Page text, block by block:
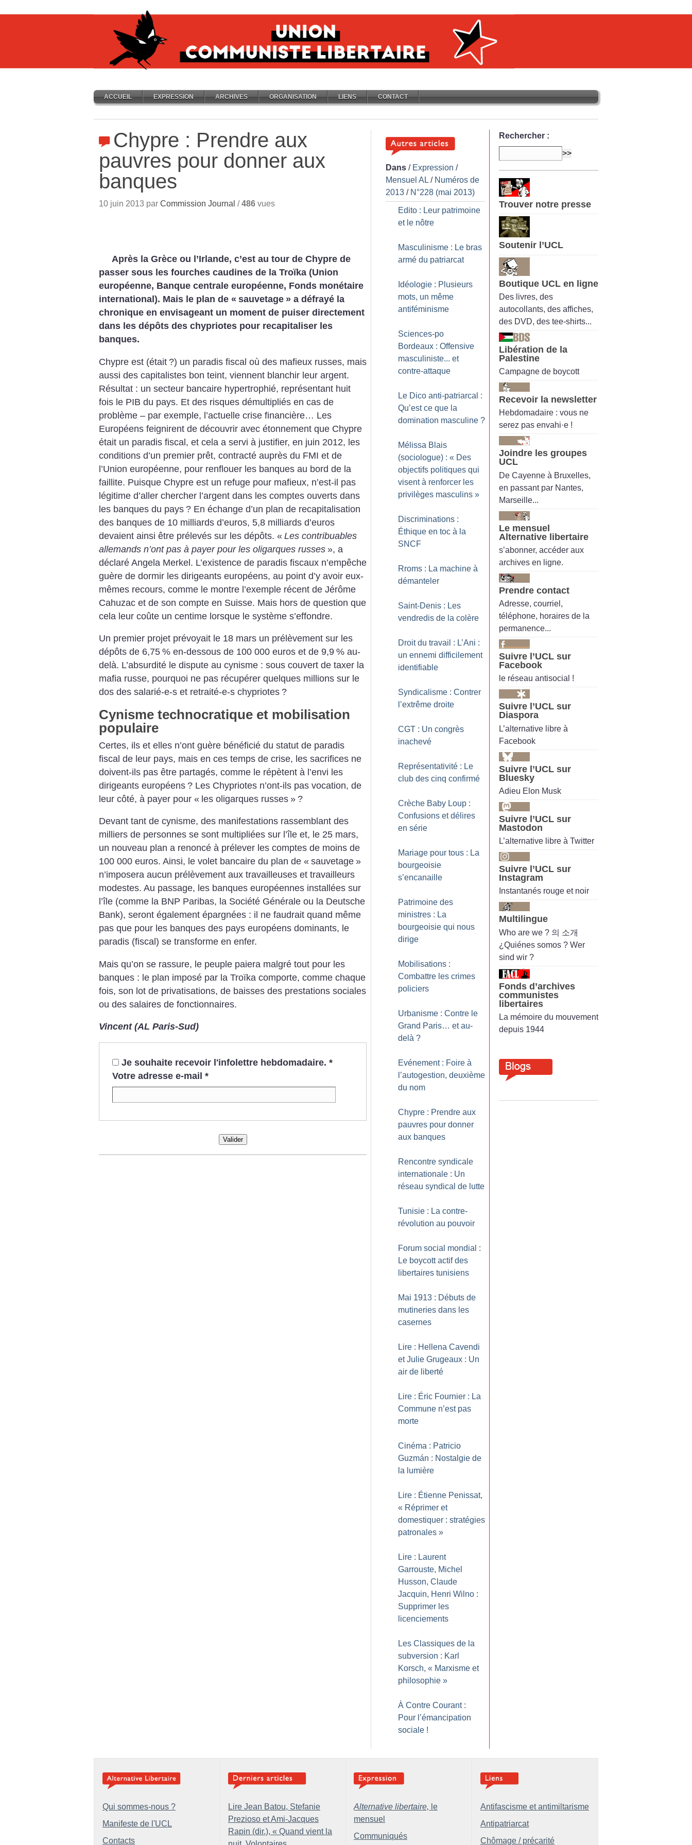
ACCUEIL EXPRESSION ARCHIVES ORGANISATION LIENS CONTACT
Chypre : Prendre aux
pauvres pour donner aux
banques
10 juin 2013 par Commission Journal /486 vues
Après la Grèce ou l’Irlande, c’est au tour de Chypre de
passer sous les fourches caudines de la Troïka (Union
européenne, Banque centrale européenne, Fonds monétaire
international). Mais le plan de « sauvetage » a défrayé la
chronique en envisageant un moment de puiser directement
dans les dépôts des chypriotes pour recapitaliser les
banques.
Chypre est (était ?) un paradis fiscal où des mafieux russes, mais
aussi des capitalistes bon teint, viennent blanchir leur argent.
Résultat : un secteur bancaire hypertrophié, représentant huit
fois le PIB du pays. Et des risques démultipliés en cas de
problème – par exemple, l’actuelle crise financière… Les
Européens feignirent de découvrir avec étonnement que Chypre
était un paradis fiscal, et cela a servi à justifier, en juin 2012, les
conditions d’un premier prêt, contracté auprès du FMI et de
l’Union européenne, pour renflouer les banques au bord de la
faillite. Puisque Chypre est un refuge pour mafieux, n’est-il pas
légitime d’aller chercher l’argent dans les comptes ouverts dans
les banques du pays ? En échange d’un plan de recapitalisation
des banques de 10 milliards d’euros, 5,8 milliards d’euros
devaient ainsi être prélevés sur les dépôts. « Les contribuables
allemands n’ont pas à payer pour les oligarques russes », a
déclaré Angela Merkel. L’existence de paradis fiscaux n’empêche
guère de dormir les dirigeants européens, au point d’y avoir eux-
mêmes recours, comme le montre l’exemple récent de Jérôme
Cahuzac et de son compte en Suisse. Mais hors de question que
cela leur coûte un centime lorsque le système s’effondre.
Un premier projet prévoyait le 18 mars un prélèvement sur les
dépôts de 6,75 % en-dessous de 100 000 euros et de 9,9 % au-
delà. L’absurdité le dispute au cynisme : sous couvert de taxer la
mafia russe, pourquoi ne pas récupérer quelques millions sur le
dos des salarié-e-s et retraité-e-s chypriotes ?
Cynisme technocratique et mobilisation
populaire
Certes, ils et elles n’ont guère bénéficié du statut de paradis
fiscal de leur pays, mais en ces temps de crise, les sacrifices ne
doivent-ils pas être partagés, comme le répètent à l’envi les
dirigeants européens ? Les Chypriotes n’ont-ils pas vocation, de
leur côté, à payer pour « les oligarques russes » ?
Devant tant de cynisme, des manifestations rassemblant des
milliers de personnes se sont multipliées sur l’île et, le 25 mars,
un nouveau plan a renoncé à prélever les comptes de moins de
100 000 euros. Ainsi, le volet bancaire du plan de « sauvetage »
n’imposera aucun prélèvement aux travailleuses et travailleurs
modestes. Au passage, les banques européennes installées sur
l’île (comme la BNP Paribas, la Société Générale ou la Deutsche
Bank), seront également épargnées : il ne faudrait quand même
pas que pour les banques des pays européens dominants, le
paradis (fiscal) se transforme en enfer.
Mais qu’on se rassure, le peuple paiera malgré tout pour les
banques : le plan imposé par la Troïka comporte, comme chaque
fois, son lot de privatisations, de baisses des prestations sociales
ou des salaires de fonctionnaires.
Vincent (AL Paris-Sud)
Je souhaite recevoir l'infolettre hebdomadaire. *
Votre adresse e-mail *
Valider
Dans / Expression /
Mensuel AL / Numéros de
2013 / N°228 (mai 2013)
Edito : Leur patrimoine
et le nôtre
Masculinisme : Le bras
armé du patriarcat
Idéologie : Plusieurs
mots, un même
antiféminisme
Sciences-po
Bordeaux : Offensive
masculiniste... et
contre-attaque
Le Dico anti-patriarcal :
Qu’est ce que la
domination masculine ?
Mélissa Blais
(sociologue) : « Des
objectifs politiques qui
visent à renforcer les
privilèges masculins »
Discriminations :
Éthique en toc à la
SNCF
Rroms : La machine à
démanteler
Saint-Denis : Les
vendredis de la colère
Droit du travail : L’Ani :
un ennemi difficilement
identifiable
Syndicalisme : Contrer
l’extrême droite
CGT : Un congrès
inachevé
Représentativité : Le
club des cinq confirmé
Crèche Baby Loup :
Confusions et délires
en série
Mariage pour tous : La
bourgeoisie
s’encanaille
Patrimoine des
ministres : La
bourgeoisie qui nous
dirige
Mobilisations :
Combattre les crimes
policiers
Urbanisme : Contre le
Grand Paris… et au-
delà ?
Evénement : Foire à
l’autogestion, deuxième
du nom
Chypre : Prendre aux
pauvres pour donner
aux banques
Rencontre syndicale
internationale : Un
réseau syndical de lutte
Tunisie : La contre-
révolution au pouvoir
Forum social mondial :
Le boycott actif des
libertaires tunisiens
Mai 1913 : Débuts de
mutineries dans les
casernes
Lire : Hellena Cavendi
et Julie Grugeaux : Un
air de liberté
Lire : Éric Fournier : La
Commune n’est pas
morte
Cinéma : Patricio
Guzmán : Nostalgie de
la lumière
Lire : Étienne Penissat,
« Réprimer et
domestiquer : stratégies
patronales »
Lire : Laurent
Garrouste, Michel
Husson, Claude
Jacquin, Henri Wilno :
Supprimer les
licenciements
Les Classiques de la
subversion : Karl
Korsch, « Marxisme et
philosophie »
À Contre Courant :
Pour l’émancipation
sociale !
Rechercher :
Trouver notre presse
Soutenir l’UCL
Boutique UCL en ligne
Des livres, des
autocollants, des affiches,
des DVD, des tee-shirts...
Libération de la
Palestine
Campagne de boycott
Recevoir la newsletter
Hebdomadaire : vous ne
serez pas envahi·e !
Joindre les groupes
UCL
De Cayenne à Bruxelles,
en passant par Nantes,
Marseille...
Le mensuel
Alternative libertaire
s’abonner, accéder aux
archives en ligne.
Prendre contact
Adresse, courriel,
téléphone, horaires de la
permanence...
Suivre l’UCL sur
Facebook
le réseau antisocial !
Suivre l’UCL sur
Diaspora
L’alternative libre à
Facebook
Suivre l’UCL sur
Bluesky
Adieu Elon Musk
Suivre l’UCL sur
Mastodon
L’alternative libre à Twitter
Suivre l’UCL sur
Instagram
Instantanés rouge et noir
Multilingue
Who are we ? 의 소개
¿Quiénes somos ? Wer
sind wir ?
Fonds d’archives
communistes
libertaires
La mémoire du mouvement
depuis 1944
Qui sommes-nous ?
Manifeste de l'UCL
Contacts
Lire Jean Batou, Stefanie
Prezioso et Ami-Jacques
Rapin (dir.), « Quand vient la
Alternative libertaire, le
mensuel
Communiqués
Antifascisme et antimiltarisme
Antipatriarcat
Chômage / précarité